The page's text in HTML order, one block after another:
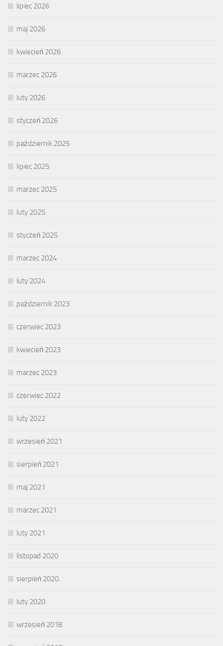
lipiec 2026
maj 2026
kwiecień 2026
marzec 2026
luty 2026
styczeń 2026
październik 2025
lipiec 2025
marzec 2025
luty 2025
styczeń 2025
marzec 2024
luty 2024
październik 2023
czerwiec 2023
kwiecień 2023
marzec 2023
czerwiec 2022
luty 2022
wrzesień 2021
sierpień 2021
maj 2021
marzec 2021
luty 2021
listopad 2020
sierpień 2020
luty 2020
wrzesień 2018